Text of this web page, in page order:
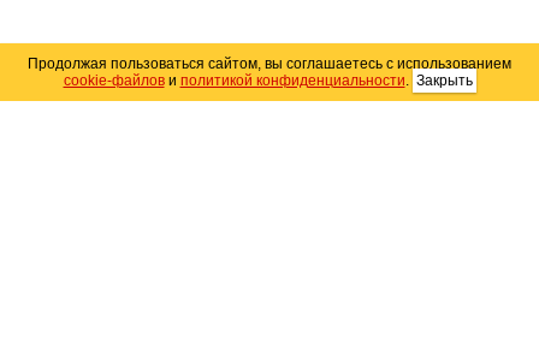
Продолжая пользоваться сайтом, вы соглашаетесь с использованием
cookie-файлови политикой конфиденциальности. Закрыть